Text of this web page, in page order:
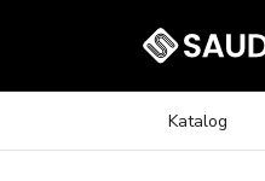
Katalog